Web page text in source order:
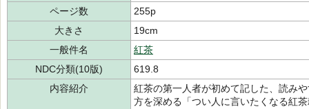
ページ数
255p
大きさ
19cm
一般件名
紅茶
NDC分類(10版)
619.8
内容紹介
紅茶の第一人者が初めて記した、読み
方を深める「つい人に言いたくなる紅